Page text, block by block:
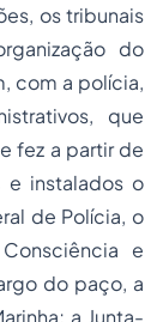
os tribunais
do
com a polícia,
que
fez a partir de
e instalados o
de Polícia, o
e
do paço, a
a Junta-